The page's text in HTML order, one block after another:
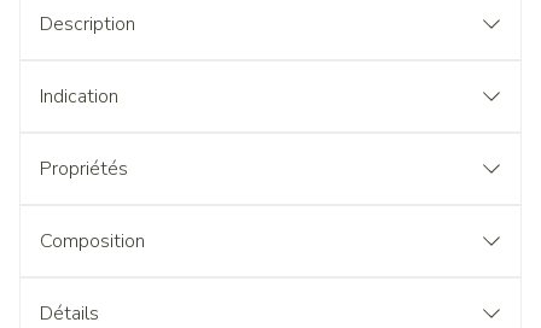
Description
Indication
Propriétés
Composition
Détails